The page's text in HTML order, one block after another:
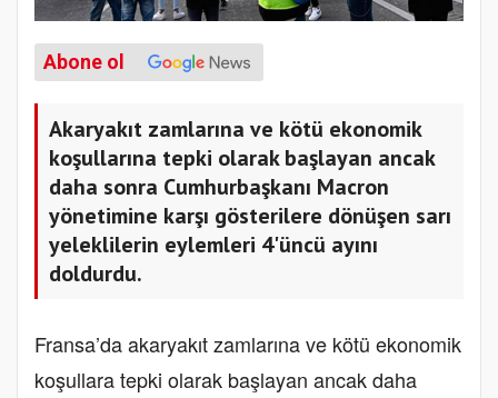
Abone ol
Akaryakıt zamlarına ve kötü ekonomik
koşullarına tepki olarak başlayan ancak
daha sonra Cumhurbaşkanı Macron
yönetimine karşı gösterilere dönüşen sarı
yeleklilerin eylemleri 4'üncü ayını
doldurdu.
Fransa’da akaryakıt zamlarına ve kötü ekonomik
koşullara tepki olarak başlayan ancak daha